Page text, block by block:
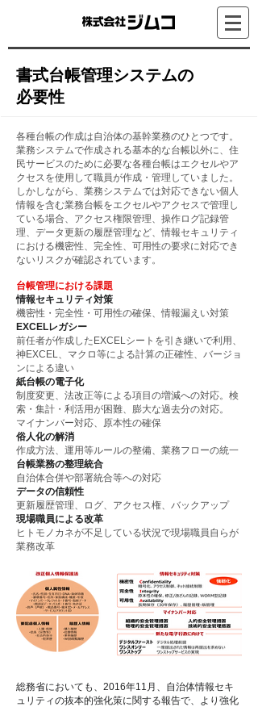
書式台帳管理システムの
必要性
各種台帳の作成は自治体の基幹業務のひとつです。
業務システムで作成される基本的な台帳以外に、住
民サービスのために必要な各種台帳はエクセルやア
クセスを使用して職員が作成・管理していました。
しかしながら、業務システムでは対応できない個人
情報を含む業務台帳をエクセルやアクセスで管理し
ている場合、アクセス権限管理、操作ログ記録管
理、データ更新の履歴管理など、情報セキュリティ
における機密性、完全性、可用性の要求に対応でき
ないリスクが確認されています。
台帳管理における課題
情報セキュリティ対策
機密性・完全性・可用性の確保、情報漏えい対策
EXCELレガシー
前任者が作成したEXCELシートを引き継いで利用、
神EXCEL、 マクロ等による計算の正確性、バージョ
ンによる違い
紙台帳の電子化
制度変更、法改正等による項目の増減への対応。 検
索・集計・利活用が困難、膨大な過去分の対応。
マイナンバー対応、原本性の確保
俗人化の解消
作成方法、運用等ルールの整備、業務フローの統一
台帳業務の整理統合
自治体合併や部署統合等への対応
データの信頼性
更新履歴管理、ログ、アクセス権、バックアップ
現場職員による改革
ヒトモノカネが不足している状況で現場職員自らが
業務改革
総務省においても、2016年11月、自治体情報セキ
ュリティの抜本的強化策に関する報告で、 より強化